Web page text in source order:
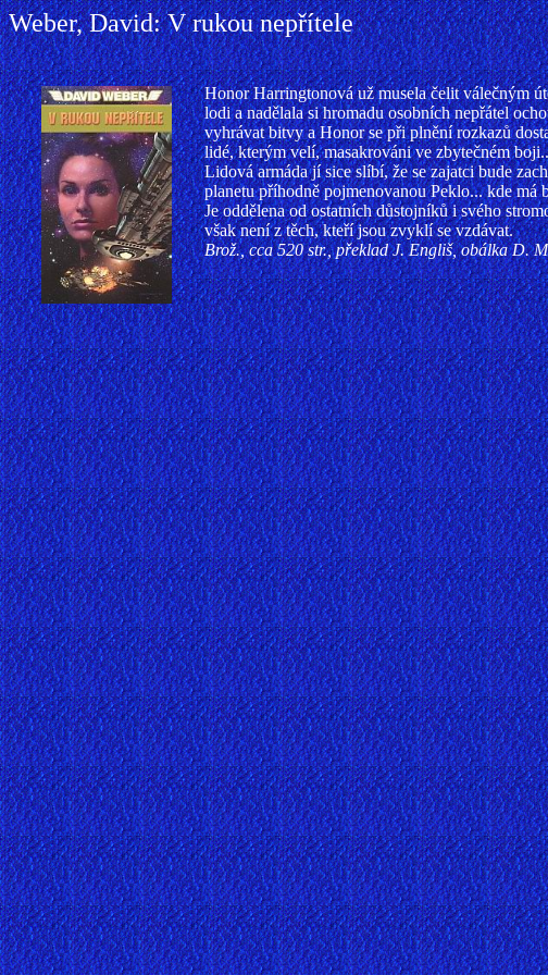
Weber, David: V rukou nepřítele
Honor Harringtonová už musela čelit válečným
lodi a nadělala si hromadu osobních nepřátel
vyhrávat bitvy a Honor se při plnění rozkazů
lidé, kterým velí, masakrováni ve zbytečném
Lidová armáda jí sice slíbí, že se zajatci bude
planetu příhodně pojmenovanou Peklo... kde má
Je oddělena od ostatních důstojníků i svého
však není z těch, kteří jsou zvyklí se vzdávat.
Brož., cca 520 str., překlad J. Engliš, obálka D.